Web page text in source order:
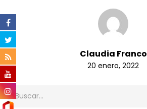
Claudia Franco
20 enero, 2022